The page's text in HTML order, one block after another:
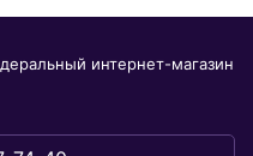
интернет-магазин